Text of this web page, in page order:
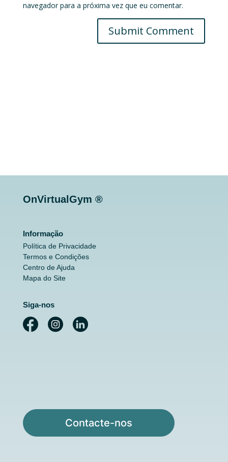
navegador para a próxima vez que eu comentar.
Submit Comment
OnVirtualGym ®
Informação
Política de Privacidade
Termos e Condições
Centro de Ajuda
Mapa do Site
Siga-nos
Contacte-nos